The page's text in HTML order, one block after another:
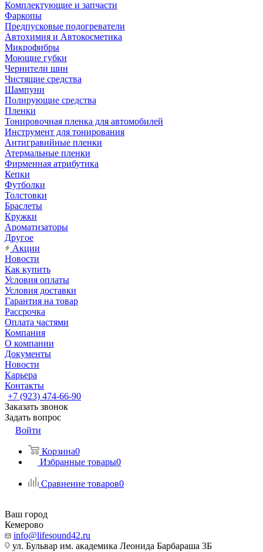
Комплектующие и запчасти
Фаркопы
Предпусковые подогреватели
Автохимия и Автокосметика
Микрофибры
Моющие губки
Чернители шин
Чистящие средства
Шампуни
Полирующие средства
Пленки
Тонировочная пленка для автомобилей
Инструмент для тонирования
Антигравийные пленки
Атермальные пленки
Фирменная атрибутика
Кепки
Футболки
Толстовки
Браслеты
Кружки
Ароматизаторы
Другое
Акции
Новости
Как купить
Условия оплаты
Условия доставки
Гарантия на товар
Рассрочка
Оплата частями
Компания
О компании
Документы
Новости
Карьера
Контакты
+7 (923) 474-66-90
Заказать звонок
Задать вопрос
Войти
Корзина0
Избранные товары0
Сравнение товаров0
Ваш город
Кемерово
info@lifesound42.ru
ул. Бульвар им. академика Леонида Барбараша 3Б